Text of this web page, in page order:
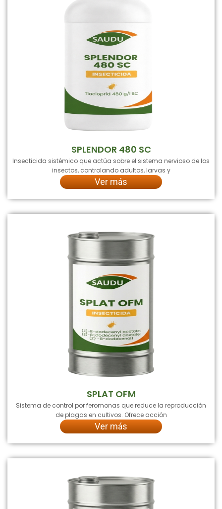
SPLENDOR 480 SC
Insecticida sistémico que actúa sobre el sistema nervioso de los
insectos, controlando adultos, larvas y
Ver más
SPLAT OFM
Sistema de control por feromonas que reduce la reproducción
de plagas en cultivos. Ofrece acción
Ver más